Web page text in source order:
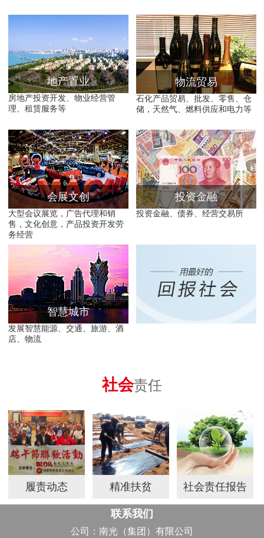
地产置业
房地产投资开发、物业经营管
理、租赁服务等
物流贸易
石化产品贸易、批发、零售、仓
储，天然气、燃料供应和电力等
会展文创
大型会议展览，广告代理和销
售，文化创意，产品投资开发劳
务经营
投资金融
投资金融、债券、经营交易所
智慧城市
发展智慧能源、交通、旅游、酒
店、物流
社会责任
履责动态 精准扶贫 社会责任报告
联系我们
公司：南光（集团）有限公司